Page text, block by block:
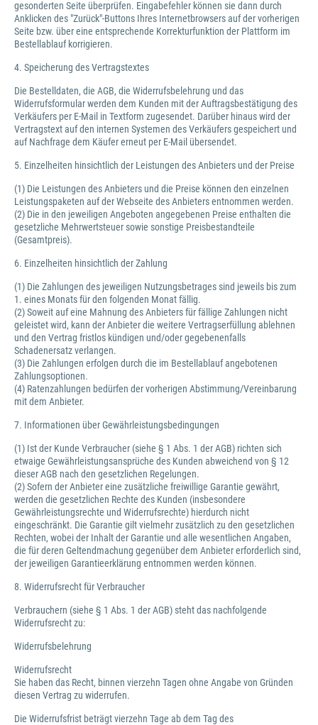
gesonderten Seite überprüfen. Eingabefehler können sie dann durch
Anklicken des "Zurück"-Buttons Ihres Internetbrowsers auf der vorherigen
Seite bzw. über eine entsprechende Korrekturfunktion der Plattform im
Bestellablauf korrigieren.
4. Speicherung des Vertragstextes
Die Bestelldaten, die AGB, die Widerrufsbelehrung und das
Widerrufsformular werden dem Kunden mit der Auftragsbestätigung des
Verkäufers per E-Mail in Textform zugesendet. Darüber hinaus wird der
Vertragstext auf den internen Systemen des Verkäufers gespeichert und
auf Nachfrage dem Käufer erneut per E-Mail übersendet.
5. Einzelheiten hinsichtlich der Leistungen des Anbieters und der Preise
(1) Die Leistungen des Anbieters und die Preise können den einzelnen
Leistungspaketen auf der Webseite des Anbieters entnommen werden.
(2) Die in den jeweiligen Angeboten angegebenen Preise enthalten die
gesetzliche Mehrwertsteuer sowie sonstige Preisbestandteile
(Gesamtpreis).
6. Einzelheiten hinsichtlich der Zahlung
(1) Die Zahlungen des jeweiligen Nutzungsbetrages sind jeweils bis zum
1. eines Monats für den folgenden Monat fällig.
(2) Soweit auf eine Mahnung des Anbieters für fällige Zahlungen nicht
geleistet wird, kann der Anbieter die weitere Vertragserfüllung ablehnen
und den Vertrag fristlos kündigen und/oder gegebenenfalls
Schadenersatz verlangen.
(3) Die Zahlungen erfolgen durch die im Bestellablauf angebotenen
Zahlungsoptionen.
(4) Ratenzahlungen bedürfen der vorherigen Abstimmung/Vereinbarung
mit dem Anbieter.
7. Informationen über Gewährleistungsbedingungen
(1) Ist der Kunde Verbraucher (siehe § 1 Abs. 1 der AGB) richten sich
etwaige Gewährleistungsansprüche des Kunden abweichend von § 12
dieser AGB nach den gesetzlichen Regelungen.
(2) Sofern der Anbieter eine zusätzliche freiwillige Garantie gewährt,
werden die gesetzlichen Rechte des Kunden (insbesondere
Gewährleistungsrechte und Widerrufsrechte) hierdurch nicht
eingeschränkt. Die Garantie gilt vielmehr zusätzlich zu den gesetzlichen
Rechten, wobei der Inhalt der Garantie und alle wesentlichen Angaben,
die für deren Geltendmachung gegenüber dem Anbieter erforderlich sind,
der jeweiligen Garantieerklärung entnommen werden können.
8. Widerrufsrecht für Verbraucher
Verbrauchern (siehe § 1 Abs. 1 der AGB) steht das nachfolgende
Widerrufsrecht zu:
Widerrufsbelehrung
Widerrufsrecht
Sie haben das Recht, binnen vierzehn Tagen ohne Angabe von Gründen
diesen Vertrag zu widerrufen.
Die Widerrufsfrist beträgt vierzehn Tage ab dem Tag des